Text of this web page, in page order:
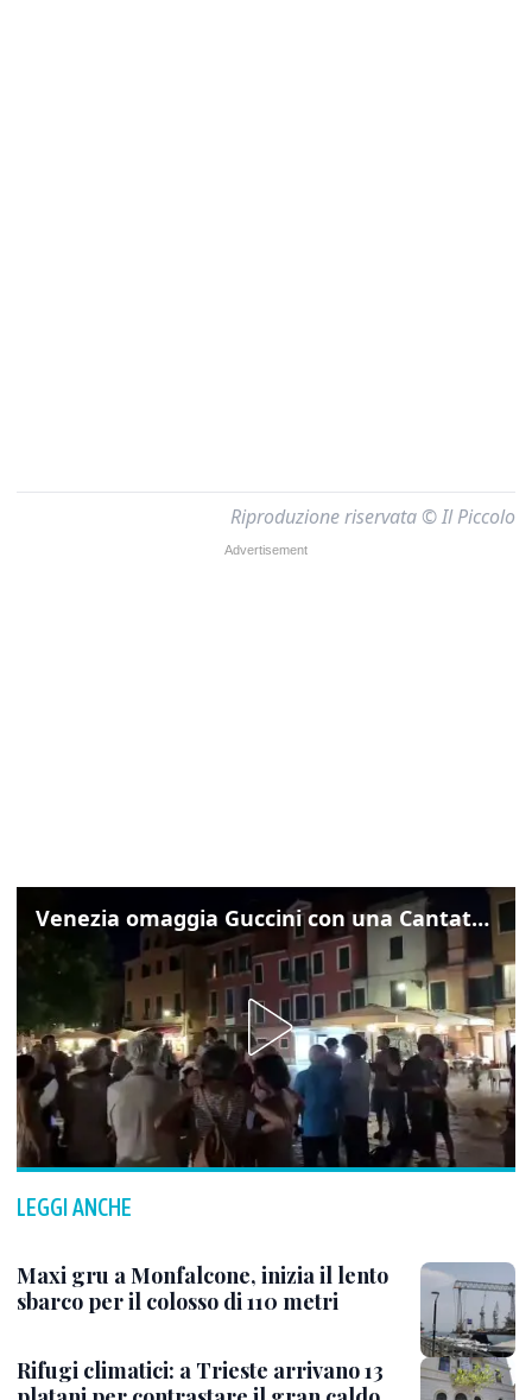
Riproduzione riservata © Il Piccolo
Venezia omaggia Guccini con una Cantata Anarchica in campo Santa Margherita
LEGGI ANCHE
Maxi gru a Monfalcone, inizia il lento
sbarco per il colosso di 110 metri
Rifugi climatici: a Trieste arrivano 13